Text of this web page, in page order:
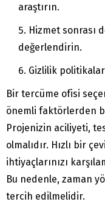
araştırın.
Hizmet sonrası
değerlendirin.
Gizlilik
Bir tercüme ofisi
önemli faktörlerden
Projenizin aciliyeti,
olmalıdır. Hızlı bir
ihtiyaçlarınızı
Bu nedenle, zaman
tercih edilmelidir.